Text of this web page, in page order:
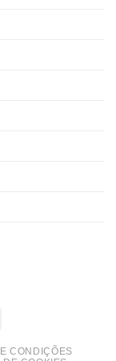
CONDIÇÕES